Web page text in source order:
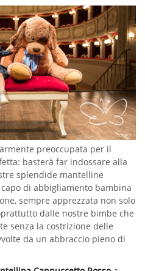
preoccupata per il
basterà far indossare alla
splendide mantelline
di abbigliamento bambina
sempre apprezzata non solo
dalle nostre bimbe che
senza la costrizione delle
da un abbraccio pieno di